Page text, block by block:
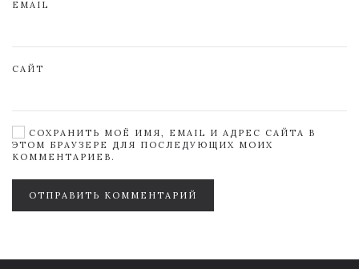
EMAIL
САЙТ
СОХРАНИТЬ МОЁ ИМЯ, EMAIL И АДРЕС САЙТА В
ЭТОМ БРАУЗЕРЕ ДЛЯ ПОСЛЕДУЮЩИХ МОИХ
КОММЕНТАРИЕВ.
ОТПРАВИТЬ КОММЕНТАРИЙ